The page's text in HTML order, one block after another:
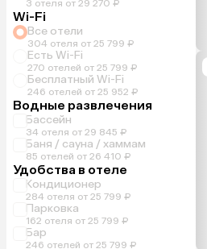
3 отеля от 29 270 ₽
Wi-Fi
Все отели
304 отеля от 25 799 ₽
Есть Wi-Fi
270 отелей от 25 799 ₽
Бесплатный Wi-Fi
246 отелей от 25 952 ₽
Водные развлечения
Бассейн
34 отеля от 29 845 ₽
Баня / сауна / хаммам
85 отелей от 26 410 ₽
Удобства в отеле
Кондиционер
284 отеля от 25 799 ₽
Парковка
162 отеля от 25 799 ₽
Бар
246 отелей от 25 799 ₽